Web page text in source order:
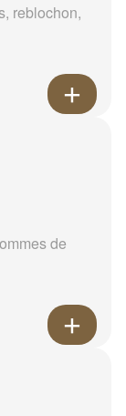
reblochon,
de